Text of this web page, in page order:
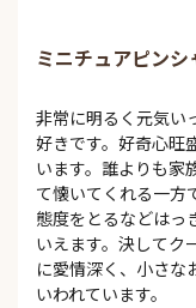
ミニチュアピン
非常に明るく元気い
好きです。好奇心旺
います。誰よりも家
て懐いてくれる一方
態度をとるなどはっ
いえます。決してク
に愛情深く、小さな
いわれています。